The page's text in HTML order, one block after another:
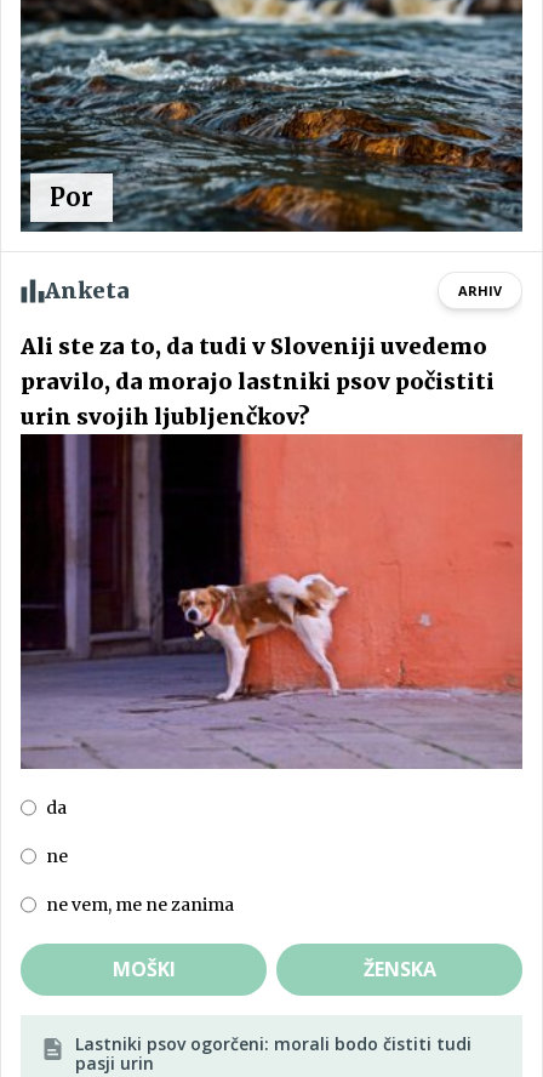
Por
Anketa ARHIV
Ali ste za to, da tudi v Sloveniji uvedemo
pravilo, da morajo lastniki psov počistiti
urin svojih ljubljenčkov?
da
ne
ne vem, me ne zanima
MOŠKI ŽENSKA
Lastniki psov ogorčeni: morali bodo čistiti tudi
pasji urin